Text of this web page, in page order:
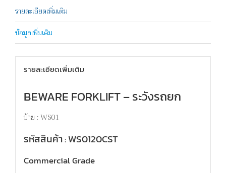
รายละเอียดเพิ่มเติม
ข้อมูลเพิ่มเติม
รายละเอียดเพิ่มเติม
BEWARE FORKLIFT – ระวังรถยก
ป้าย : WS01
รหัสสินค้า : WS0120CST
Commercial Grade